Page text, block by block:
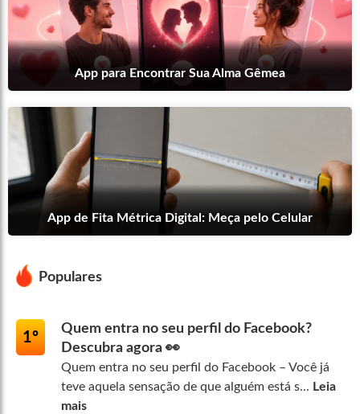
App para Encontrar Sua Alma Gêmea
App de Fita Métrica Digital: Meça pelo Celular
Populares
1º
Quem entra no seu perfil do Facebook?
Descubra agora 👀
Quem entra no seu perfil do Facebook – Você já
teve aquela sensação de que alguém está s... Leia
mais